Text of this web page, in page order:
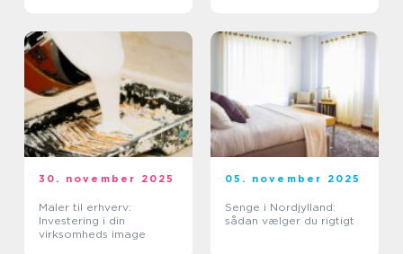
30. november 2025
Maler til erhverv:
Investering i din
virksomheds image
05. november 2025
Senge i Nordjylland:
sådan vælger du rigtigt